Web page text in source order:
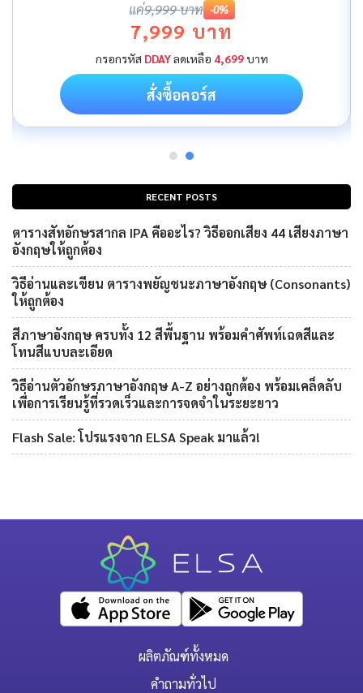
RECENT POSTS
ตารางสัทอักษรสากล IPA คืออะไร? วิธีออกเสียง 44 เสียงภาษา
อังกฤษให้ถูกต้อง
วิธีอ่านและเขียน ตารางพยัญชนะภาษาอังกฤษ (Consonants)
ให้ถูกต้อง
สีภาษาอังกฤษ ครบทั้ง 12 สีพื้นฐาน พร้อมคำศัพท์เฉดสีและ
โทนสีแบบละเอียด
วิธีอ่านตัวอักษรภาษาอังกฤษ A-Z อย่างถูกต้อง พร้อมเคล็ดลับ
เพื่อการเรียนรู้ที่รวดเร็วและการจดจำในระยะยาว
Flash Sale: โปรแรงจาก ELSA Speak มาแล้ว!
แค่9,999 บาท -0%
7,999 บาท
กรอกรหัส DDAYลดเหลือ 4,699บาท
สั่งซื้อคอร์ส
ผลิตภัณฑ์ทั้งหมด
คำถามทั่วไป